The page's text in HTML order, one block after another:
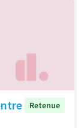
Retenue